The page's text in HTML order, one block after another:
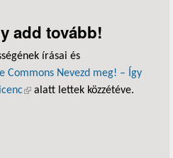
add tovább!
írásai és
Commons Nevezd meg! – Így
(külső hivatkozás)
alatt lettek közzétéve.